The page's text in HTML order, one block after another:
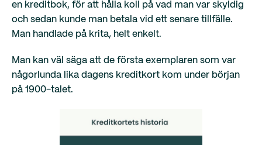
en kreditbok, för att hålla koll på vad man var skyldig
och sedan kunde man betala vid ett senare tillfälle.
Man handlade på krita, helt enkelt.
Man kan väl säga att de första exemplaren som var
någorlunda lika dagens kreditkort kom under början
på 1900-talet.